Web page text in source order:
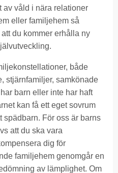
av våld i nära relationer
eller familjehem så
du kommer erhålla ny
både
stjärnfamiljer, samkönade
barn eller inte har haft
kan få ett eget sovrum
spädbarn. För oss är barns
att du ska vara
dig för
familjehem genomgår en
av lämplighet. Om